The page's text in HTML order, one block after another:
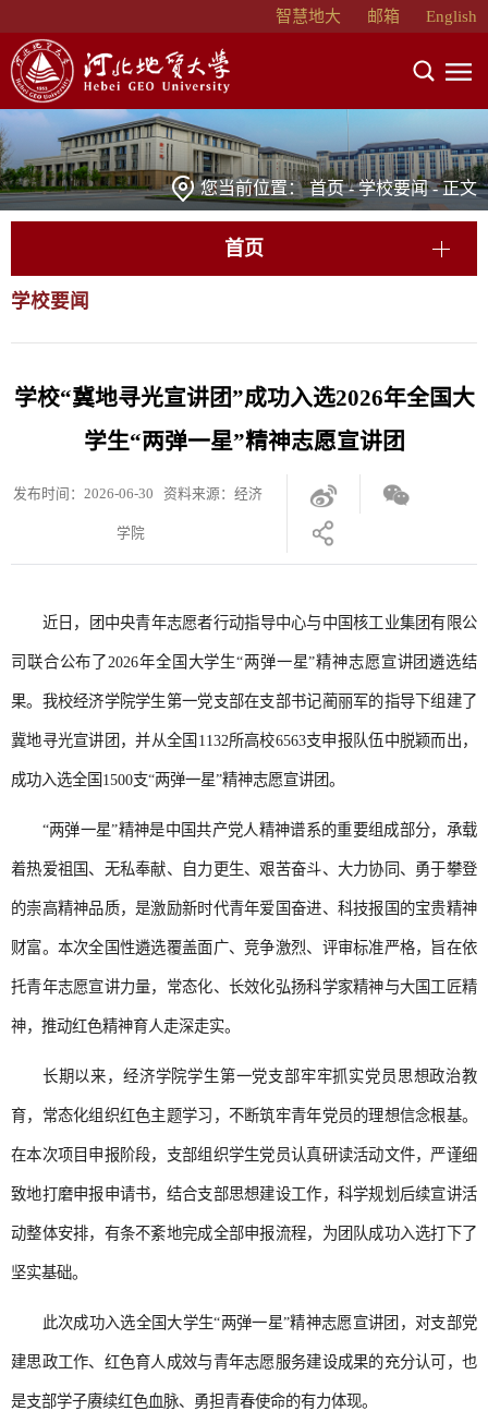
智慧地大 邮箱 English
您当前位置：首页-学校要闻- 正文
首页
学校要闻
学校“冀地寻光宣讲团”成功入选2026年全国大
学生“两弹一星”精神志愿宣讲团
发布时间：2026-06-30 资料来源：经济
学院
近日，团中央青年志愿者行动指导中心与中国核工业集团有限公
司联合公布了2026年全国大学生“两弹一星”精神志愿宣讲团遴选结
果。我校经济学院学生第一党支部在支部书记蔺丽军的指导下组建了
冀地寻光宣讲团，并从全国1132所高校6563支申报队伍中脱颖而出，
成功入选全国1500支“两弹一星”精神志愿宣讲团。
“两弹一星”精神是中国共产党人精神谱系的重要组成部分，承载
着热爱祖国、无私奉献、自力更生、艰苦奋斗、大力协同、勇于攀登
的崇高精神品质，是激励新时代青年爱国奋进、科技报国的宝贵精神
财富。本次全国性遴选覆盖面广、竞争激烈、评审标准严格，旨在依
托青年志愿宣讲力量，常态化、长效化弘扬科学家精神与大国工匠精
神，推动红色精神育人走深走实。
长期以来，经济学院学生第一党支部牢牢抓实党员思想政治教
育，常态化组织红色主题学习，不断筑牢青年党员的理想信念根基。
在本次项目申报阶段，支部组织学生党员认真研读活动文件，严谨细
致地打磨申报申请书，结合支部思想建设工作，科学规划后续宣讲活
动整体安排，有条不紊地完成全部申报流程，为团队成功入选打下了
坚实基础。
此次成功入选全国大学生“两弹一星”精神志愿宣讲团，对支部党
建思政工作、红色育人成效与青年志愿服务建设成果的充分认可，也
是支部学子赓续红色血脉、勇担青春使命的有力体现。